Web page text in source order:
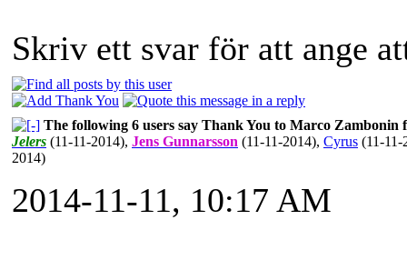
Skriv ett svar för att ange
The following 6 users say Thank You to Marco Zambonin
Jelers (11-11-2014), Jens Gunnarsson (11-11-2014), Cyrus (11-11-
2014)
2014-11-11, 10:17 AM